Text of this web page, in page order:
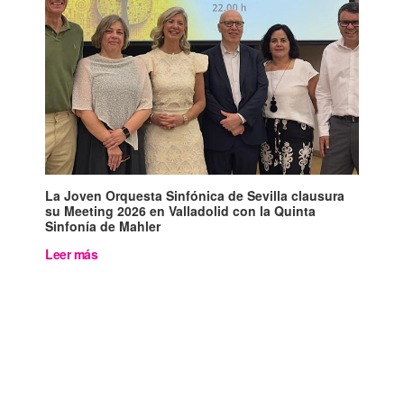
La Joven Orquesta Sinfónica de Sevilla clausura
su Meeting 2026 en Valladolid con la Quinta
Sinfonía de Mahler
Leer más